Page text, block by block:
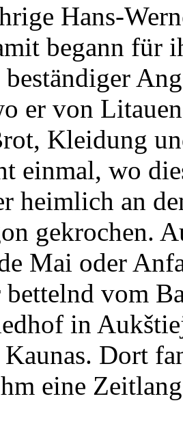
Hans-
begann für
er von
Kleidung
einmal, wo
heimlich an
gekrochen.
Mai oder
bettelnd vom
in
Dort
eine